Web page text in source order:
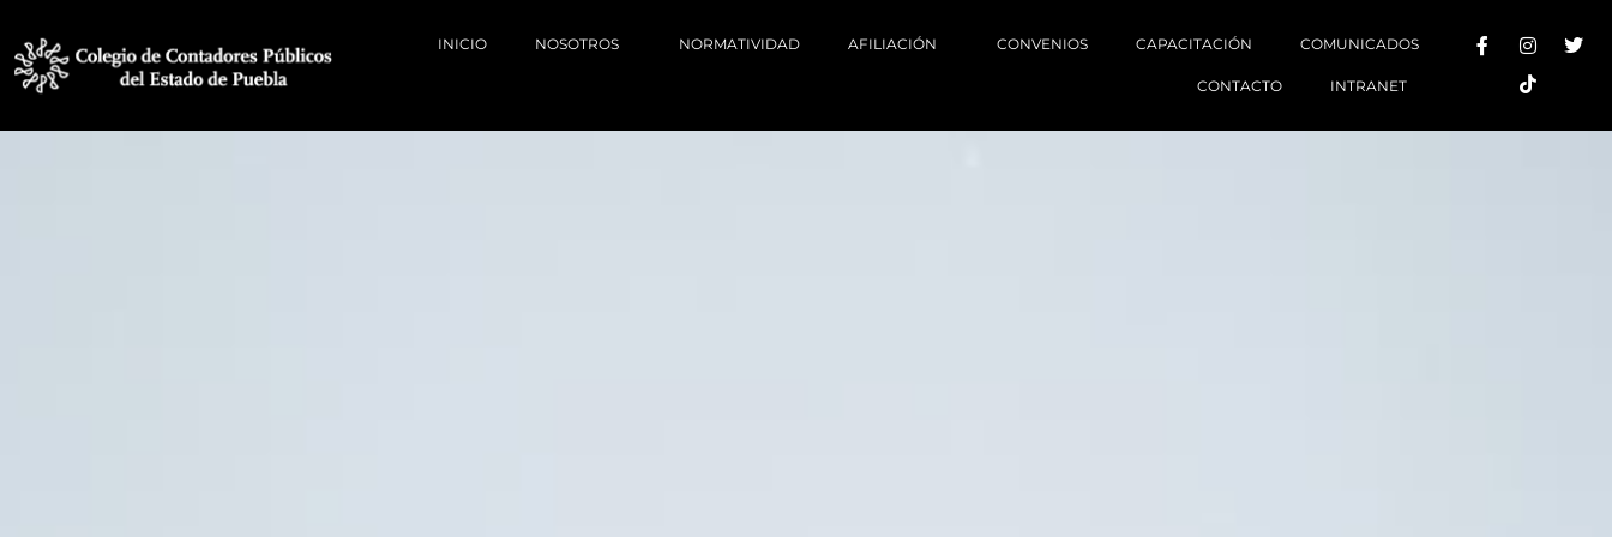
INICIO NOSOTROS NORMATIVIDAD AFILIACIÓN CONVENIOS CAPACITACIÓN COMUNICADOS
CONTACTO INTRANET